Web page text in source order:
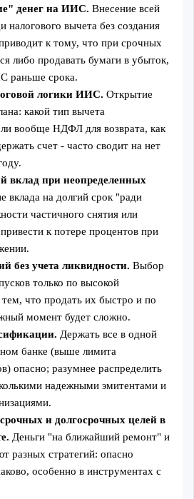
денег на ИИС. Внесение всей
вычета без создания
к тому, что при срочных
либо продавать бумаги в убыток,
раньше срока.
логики ИИС. Открытие
какой тип вычета
ли вообще НДФЛ для возврата, как
счет - часто сводит на нет
при неопределенных
вклада на долгий срок "ради
частичного снятия или
к потере процентов при
без учета ликвидности. Выбор
только по высокой
тем, что продать их быстро и по
момент будет сложно.
Держать все в одной
банке (выше лимита
опасно; разумнее распределить
надежными эмитентами и
и долгосрочных целей в
Деньги "на ближайший ремонт" и
разных стратегий: опасно
особенно в инструментах с